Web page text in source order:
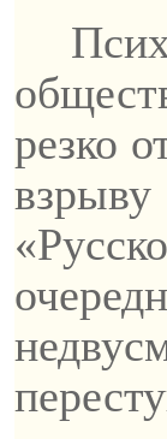
резко